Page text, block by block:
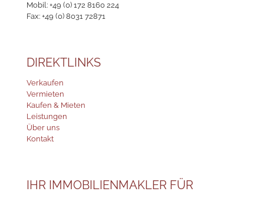
Mobil: +49 (0) 172 8160 224
Fax: +49 (0) 8031 72871
DIREKTLINKS
Verkaufen
Vermieten
Kaufen & Mieten
Leistungen
Über uns
Kontakt
IHR IMMOBILIENMAKLER FÜR